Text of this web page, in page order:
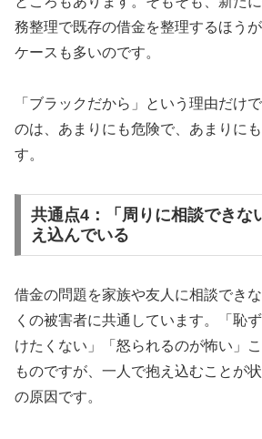
務整理で既存の借金を整理するほう
ケースも多いのです。
「ブラックだから」という理由だけ
のは、あまりにも危険で、あまりに
す。
共通点4：「周りに相談できな
え込んでいる
借金の問題を家族や友人に相談でき
くの被害者に共通しています。「恥
けたくない」「怒られるのが怖い」
ものですが、一人で抱え込むことが
の原因です。